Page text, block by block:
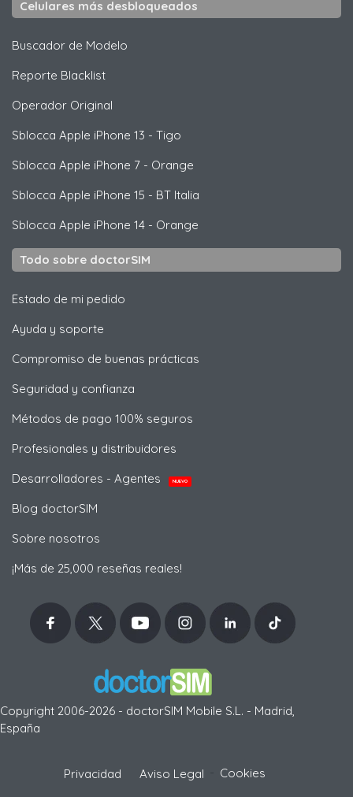
Celulares más desbloqueados
Buscador de Modelo
Reporte Blacklist
Operador Original
Sblocca Apple iPhone 13 - Tigo
Sblocca Apple iPhone 7 - Orange
Sblocca Apple iPhone 15 - BT Italia
Sblocca Apple iPhone 14 - Orange
Todo sobre doctorSIM
Estado de mi pedido
Ayuda y soporte
Compromiso de buenas prácticas
Seguridad y confianza
Métodos de pago 100% seguros
Profesionales y distribuidores
Desarrolladores - Agentes
NUEVO
Blog doctorSIM
Sobre nosotros
¡Más de 25,000 reseñas reales!
Copyright 2006-2026 - doctorSIM Mobile S.L. - Madrid,
España
Privacidad Aviso Legal Cookies